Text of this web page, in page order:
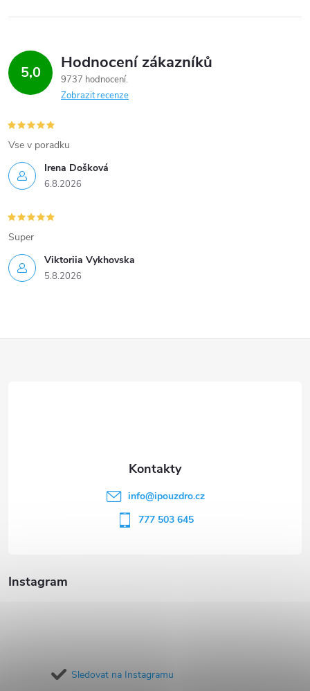
5,0 Hodnocení zákazníků
9737 hodnocení
Zobrazit recenze
Irena Došková
6.8.2026
Vse v poradku
Viktoriia Vykhovska
5.8.2026
Super
Instagram
Sledovat na Instagramu
info@ipouzdro.cz
777 503 645